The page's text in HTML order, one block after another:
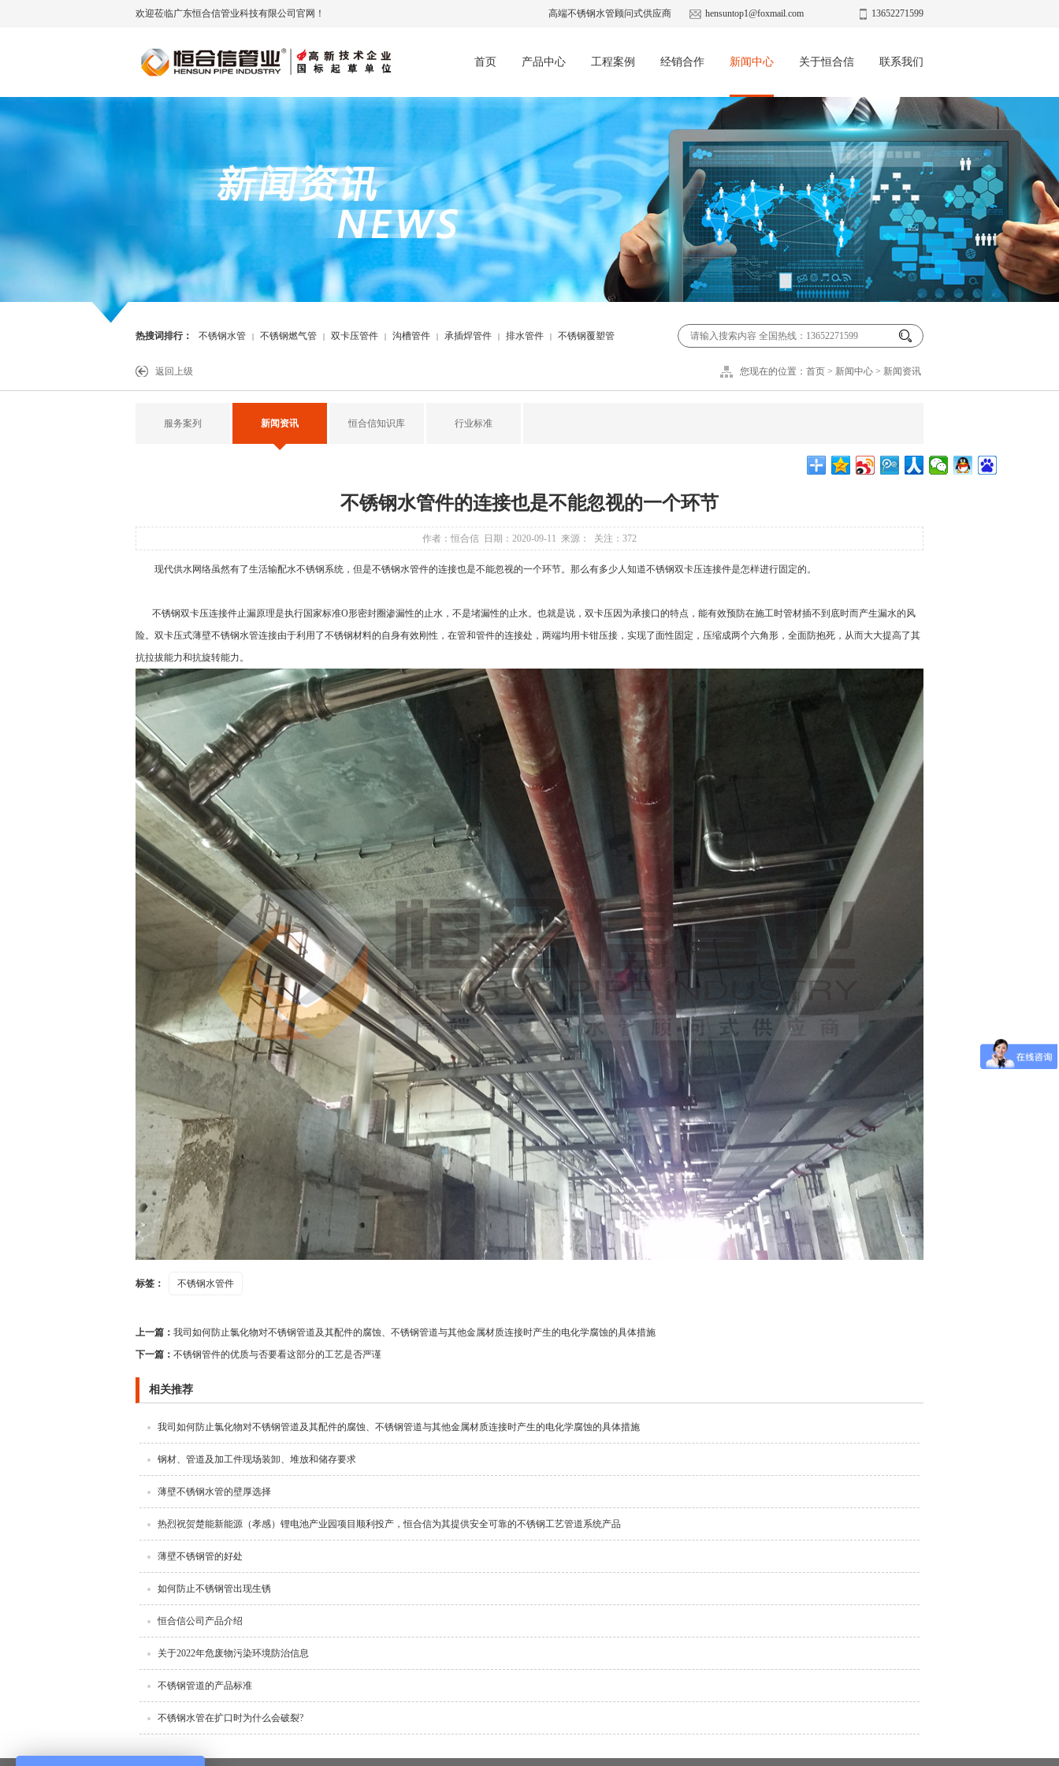
欢迎莅临广东恒合信管业科技有限公司官网！ 高端不锈钢水管顾问式供应商 hensuntop1@foxmail.com 13652271599
首页 产品中心 工程案例 经销合作 新闻中心 关于恒合信 联系我们
热搜词排行： 不锈钢水管 | 不锈钢燃气管 | 双卡压管件 | 沟槽管件 | 承插焊管件 | 排水管件 | 不锈钢覆塑管
返回上级 您现在的位置： 首页 > 新闻中心 > 新闻资讯
服务案列 新闻资讯 恒合信知识库 行业标准
不锈钢水管件的连接也是不能忽视的一个环节
作者：恒合信 日期：2020-09-11 来源： 关注： 372
现代供水网络虽然有了生活输配水不锈钢系统，但是不锈钢水管件的连接也是不能忽视的一个环节。那么有多少人知道不锈钢双卡压连接件是怎样进行固定的。
不锈钢双卡压连接件止漏原理是执行国家标准O形密封圈渗漏性的止水，不是堵漏性的止水。也就是说，双卡压因为承接口的特点，能有效预防在施工时管材插不到底时而产生漏水的风
险。双卡压式薄壁不锈钢水管连接由于利用了不锈钢材料的自身有效刚性，在管和管件的连接处，两端均用卡钳压接，实现了面性固定，压缩成两个六角形，全面防抱死，从而大大提高了其
抗拉拔能力和抗旋转能力。
标签： 不锈钢水管件
上一篇： 我司如何防止氯化物对不锈钢管道及其配件的腐蚀、不锈钢管道与其他金属材质连接时产生的电化学腐蚀的具体措施
下一篇： 不锈钢管件的优质与否要看这部分的工艺是否严谨
相关推荐
我司如何防止氯化物对不锈钢管道及其配件的腐蚀、不锈钢管道与其他金属材质连接时产生的电化学腐蚀的具体措施
钢材、管道及加工件现场装卸、堆放和储存要求
薄壁不锈钢水管的壁厚选择
热烈祝贺楚能新能源（孝感）锂电池产业园项目顺利投产，恒合信为其提供安全可靠的不锈钢工艺管道系统产品
薄壁不锈钢管的好处
如何防止不锈钢管出现生锈
恒合信公司产品介绍
关于2022年危废物污染环境防治信息
不锈钢管道的产品标准
不锈钢水管在扩口时为什么会破裂?